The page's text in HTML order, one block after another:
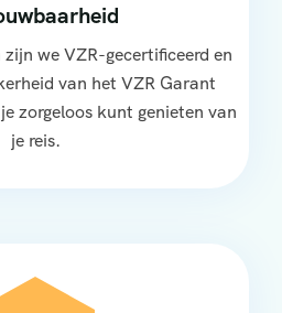
we VZR-gecertificeerd en
van het VZR Garant
zorgeloos kunt genieten van
je reis.